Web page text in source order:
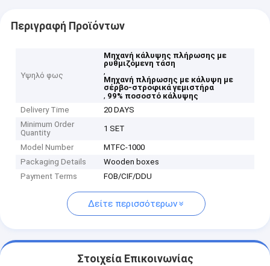
Περιγραφή Προϊόντων
Υψηλό φως
Μηχανή κάλυψης πλήρωσης με
ρυθμιζόμενη τάση
,
Μηχανή πλήρωσης με κάλυψη με
σέρβο-στροφικά γεμιστήρα
, 99% ποσοστό κάλυψης
Delivery Time
20 DAYS
Minimum Order
Quantity
1 SET
Model Number
MTFC-1000
Packaging Details
Wooden boxes
Payment Terms
FOB/CIF/DDU
Δείτε περισσότερων
Στοιχεία Επικοινωνίας